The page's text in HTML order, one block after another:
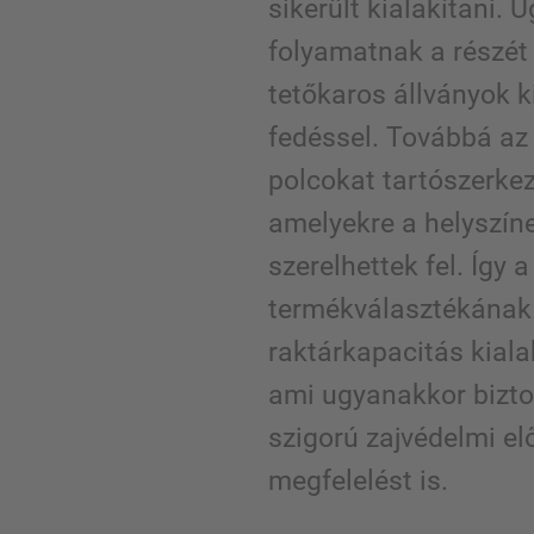
sikerült kialakítani.
folyamatnak a részét
tetőkaros állványok
fedéssel. Továbbá
polcokat
amelyekre a
szerelhettek fel. Így
raktárkapacitás
ami ugyanakkor
szigorú zajvédelmi
megfelelést is.